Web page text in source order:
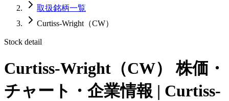
取扱銘柄一覧
Curtiss-Wright（CW）
Stock detail
Curtiss-Wright（CW）
株価・
チャート・企業情報 | Curtiss-